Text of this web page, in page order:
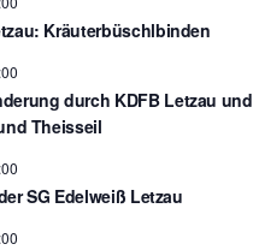
Kräuterbüschlbinden
durch KDFB Letzau und
Theisseil
SG Edelweiß Letzau